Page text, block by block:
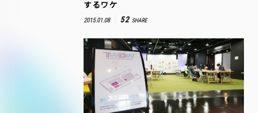
するワケ
2015.01.08 52 SHARE